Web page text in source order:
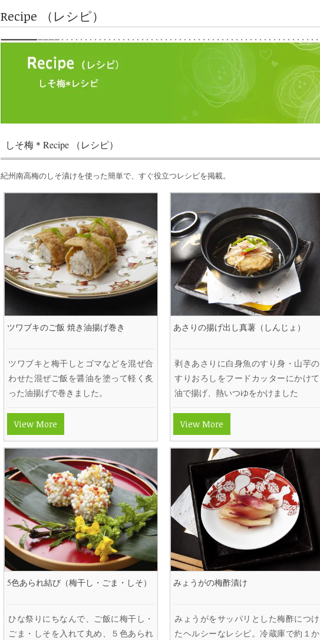
Recipe （レシピ）
しそ梅＊Recipe （レシピ）
紀州南高梅のしそ漬けを使った簡単で、すぐ役立つレシピを掲載。
ツワブキのご飯 焼き油揚げ巻き
ツワブキと梅干しとゴマなどを混ぜ合
わせた混ぜご飯を醤油を塗って軽く炙
った油揚げで巻きました。
View More
あさりの揚げ出し真薯（しんじょ）
剥きあさりに白身魚のすり身・山芋の
すりおろしをフードカッターにかけて
油で揚げ、熱いつゆをかけました
View More
5色あられ結び（梅干し・ごま・しそ）
ひな祭りにちなんで、ご飯に梅干し・
ごま・しそを入れて丸め、５色あられ
みょうがの梅酢漬け
みょうがをサッパリとした梅酢につけ
たヘルシーなレシピ。冷蔵庫で約１か